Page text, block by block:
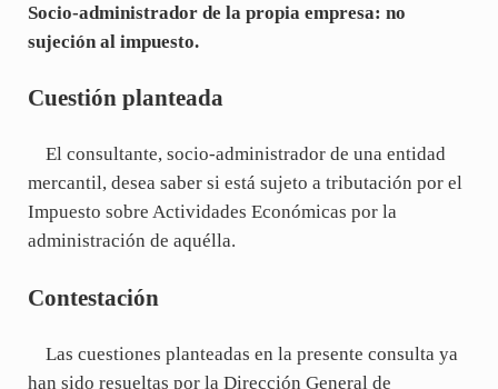
Socio-administrador de la propia empresa: no
sujeción al impuesto.
Cuestión planteada
El consultante, socio-administrador de una entidad
mercantil, desea saber si está sujeto a tributación por el
Impuesto sobre Actividades Económicas por la
administración de aquélla.
Contestación
Las cuestiones planteadas en la presente consulta ya
han sido resueltas por la Dirección General de